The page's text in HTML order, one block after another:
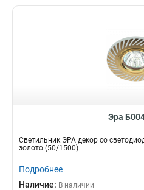
Эра
Светильник ЭРА декор cо
золото (50/1500)
Подробнее
Наличие: В наличии